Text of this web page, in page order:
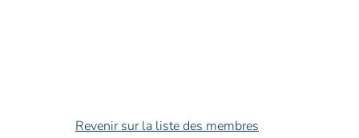
Revenir sur la liste des membres